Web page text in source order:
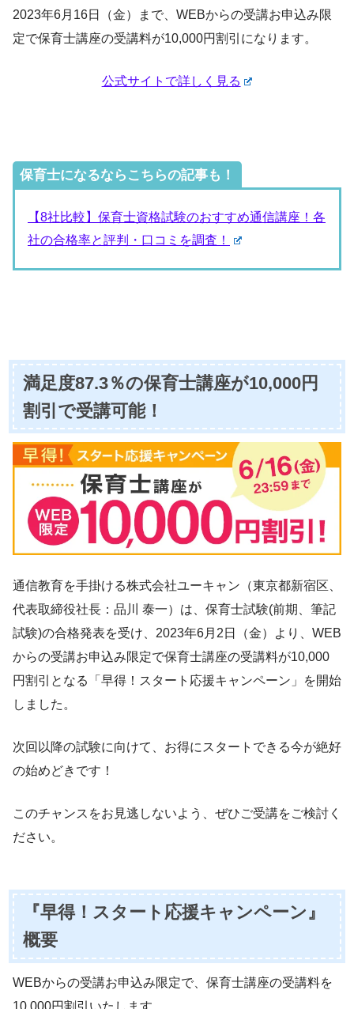
2023年6月16日（金）まで、WEBからの受講お申込み限
定で保育士講座の受講料が10,000円割引になります。
公式サイトで詳しく見る
保育士になるならこちらの記事も！
【8社比較】保育士資格試験のおすすめ通信講座！各
社の合格率と評判・口コミを調査！
満足度87.3％の保育士講座が10,000円
割引で受講可能！
通信教育を手掛ける株式会社ユーキャン（東京都新宿区、
代表取締役社長：品川 泰一）は、保育士試験(前期、筆記
試験)の合格発表を受け、2023年6月2日（金）より、WEB
からの受講お申込み限定で保育士講座の受講料が10,000
円割引となる「早得！スタート応援キャンペーン」を開始
しました。
次回以降の試験に向けて、お得にスタートできる今が絶好
の始めどきです！
このチャンスをお見逃しないよう、ぜひご受講をご検討く
ださい。
『早得！スタート応援キャンペーン』
概要
WEBからの受講お申込み限定で、保育士講座の受講料を